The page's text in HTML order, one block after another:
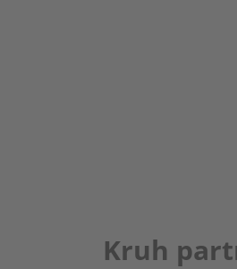
Kruh